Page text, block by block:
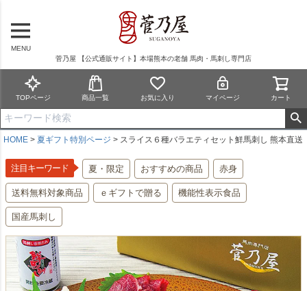
MENU
菅乃屋 【公式通販サイト】本場熊本の老舗 馬肉・馬刺し専門店
TOPページ 商品一覧 お気に入り マイページ カート
HOME 夏ギフト特別ページ スライス６種バラエティセット鮮馬刺し 熊本直送
注目キーワード 夏・限定 おすすめの商品 赤身
送料無料対象商品 ｅギフトで贈る 機能性表示食品
国産馬刺し